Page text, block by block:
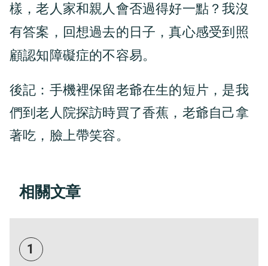
樣，老人家和親人會否過得好一點？我沒
有答案，回想過去的日子，真心感受到照
顧認知障礙症的不容易。
後記：手機裡保留老爺在生的短片，是我
們到老人院探訪時買了香蕉，老爺自己拿
著吃，臉上帶笑容。
相關文章
1